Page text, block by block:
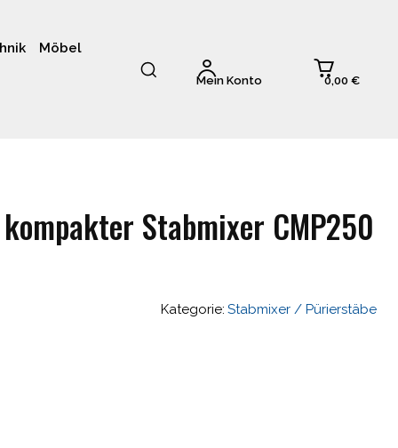
Möbel
Mein Konto 0,00 €
Stabmixer CMP250
Kategorie: Stabmixer / Pürierstäbe